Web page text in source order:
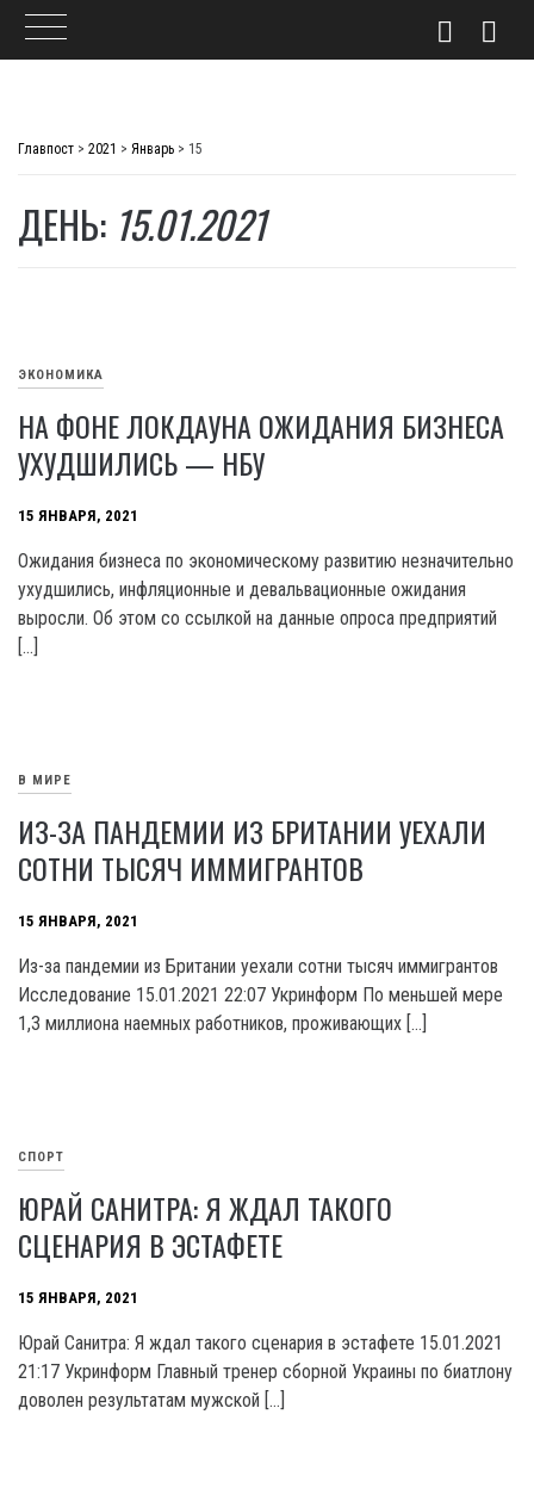
Главпост > 2021 > Январь > 15
ДЕНЬ: 15.01.2021
ЭКОНОМИКА
НА ФОНЕ ЛОКДАУНА ОЖИДАНИЯ БИЗНЕСА
УХУДШИЛИСЬ — НБУ
15 ЯНВАРЯ, 2021
Ожидания бизнеса по экономическому развитию незначительно
ухудшились, инфляционные и девальвационные ожидания
выросли. Об этом со ссылкой на данные опроса предприятий
[…]
В МИРЕ
ИЗ-ЗА ПАНДЕМИИ ИЗ БРИТАНИИ УЕХАЛИ
СОТНИ ТЫСЯЧ ИММИГРАНТОВ
15 ЯНВАРЯ, 2021
Из-за пандемии из Британии уехали сотни тысяч иммигрантов
Исследование 15.01.2021 22:07 Укринформ По меньшей мере
1,3 миллиона наемных работников, проживающих […]
СПОРТ
ЮРАЙ САНИТРА: Я ЖДАЛ ТАКОГО
СЦЕНАРИЯ В ЭСТАФЕТЕ
15 ЯНВАРЯ, 2021
Юрай Санитра: Я ждал такого сценария в эстафете 15.01.2021
21:17 Укринформ Главный тренер сборной Украины по биатлону
доволен результатам мужской […]